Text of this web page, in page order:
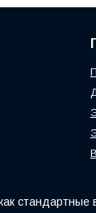
стандартные